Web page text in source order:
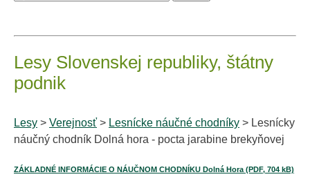
Lesy Slovenskej republiky, štátny
podnik
Lesy > Verejnosť > Lesnícke náučné chodníky > Lesnícky
náučný chodník Dolná hora - pocta jarabine brekyňovej
ZÁKLADNÉ INFORMÁCIE O NÁUČNOM CHODNÍKU Dolná Hora (PDF, 704 kB)